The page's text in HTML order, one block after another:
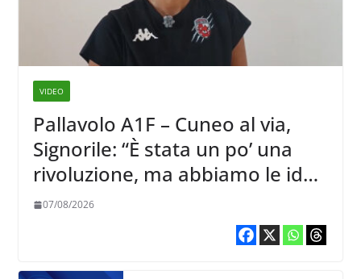
VIDEO
Pallavolo A1F – Cuneo al via,
Signorile: “È stata un po’ una
rivoluzione, ma abbiamo le idee
chiare siu cosa vogliamo fare”
07/08/2026